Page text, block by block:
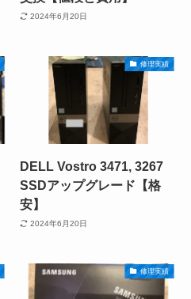
2024年6月20日
修理実績
DELL Vostro 3471, 3267
SSDアップグレード【格
安】
2024年6月20日
修理実績